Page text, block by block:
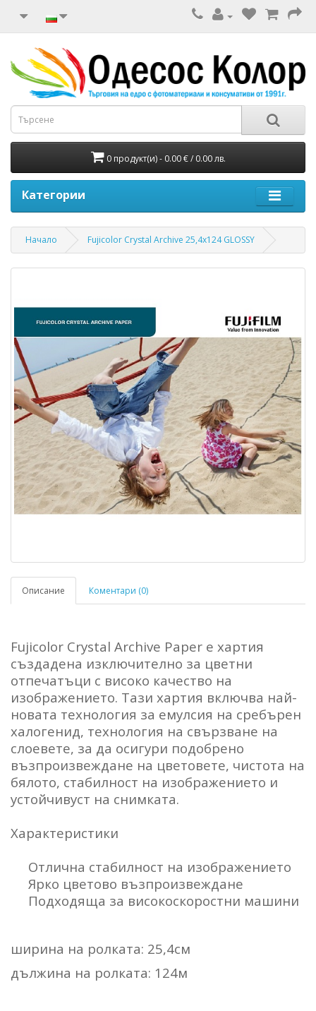
0 продукт(и) - 0.00 € / 0.00 лв.
Категории
Начало Fujicolor Crystal Archive 25,4x124 GLOSSY
Описание Коментари (0)
Fujicolor Crystal Archive Paper е хартия
създадена изключително за цветни
отпечатъци с високо качество на
изображението. Тази хартия включва най-
новата технология за емулсия на сребърен
халогенид, технология на свързване на
слоевете, за да осигури подобрено
възпроизвеждане на цветовете, чистота на
бялото, стабилност на изображението и
устойчивуст на снимката.
Характеристики
Отлична стабилност на изображението
Ярко цветово възпроизвеждане
Подходяща за високоскоростни машини
ширина на ролката: 25,4см
дължина на ролката: 124м